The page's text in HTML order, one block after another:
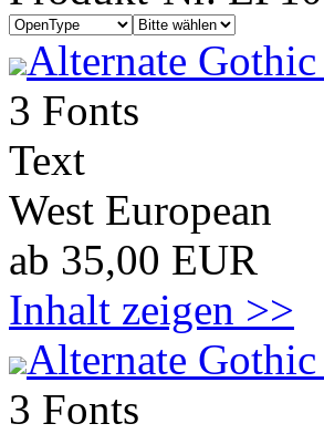
Alternate
3 Fonts
Text
West European
ab 35,00 EUR
Inhalt zeigen >>
Alternate
3 Fonts